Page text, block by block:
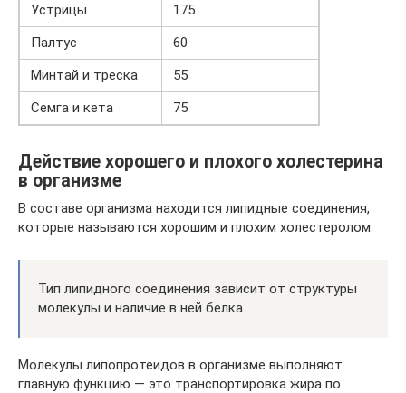
Устрицы
175
Палтус
60
Минтай и треска
55
Семга и кета
75
Действие хорошего и плохого холестерина
в организме
В составе организма находится липидные соединения,
которые называются хорошим и плохим холестеролом.
Тип липидного соединения зависит от структуры
молекулы и наличие в ней белка.
Молекулы липопротеидов в организме выполняют
главную функцию — это транспортировка жира по